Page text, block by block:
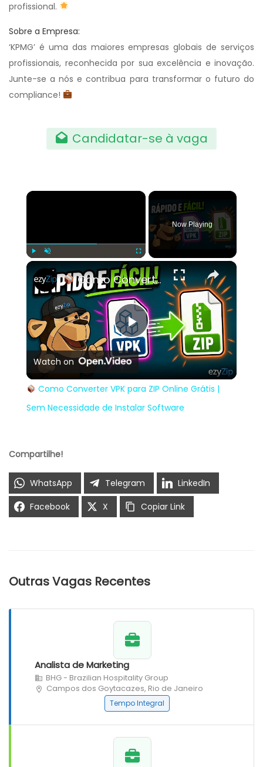
profissional.
Sobre a Empresa:
‘KPMG’ é uma das maiores empresas globais de serviços
profissionais, reconhecida por sua excelência e inovação.
Junte-se a nós e contribua para transformar o futuro do
compliance!
Candidatar-se à vaga
×
Play Unmute
Now Playing
×
Play
Video
Como Converter VPK para ZIP Online Grátis | Sem Necessidade de Instalar Software
Watch on
Como Converter VPK para ZIP Online Grátis |
Sem Necessidade de Instalar Software
Compartilhe!
WhatsApp Telegram
LinkedIn
Facebook
X Copiar Link
Outras Vagas Recentes
Analista de Marketing
BHG - Brazilian Hospitality Group
Campos dos Goytacazes, Rio de Janeiro
Tempo Integral